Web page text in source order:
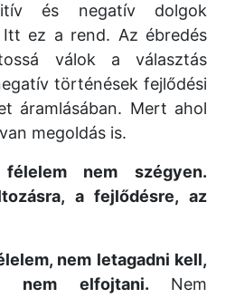
és negatív dolgok
Itt ez a rend. Az ébredés
válok a választás
történések fejlődési
áramlásában. Mert ahol
megoldás is.
nem szégyen.
a fejlődésre, az
nem letagadni kell,
nem elfojtani. Nem